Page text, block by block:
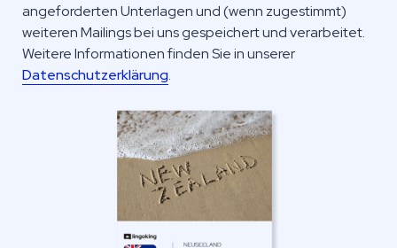
angeforderten Unterlagen und (wenn zugestimmt)
weiteren Mailings bei uns gespeichert und verarbeitet.
Datenschutzerklärung